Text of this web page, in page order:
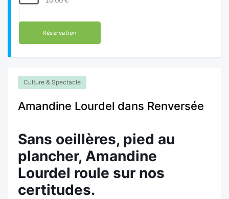
Réservation
Culture & Spectacle
Amandine Lourdel dans Renversée
Sans oeillères, pied au
plancher, Amandine
Lourdel roule sur nos
certitudes.